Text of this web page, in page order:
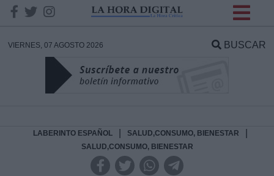
VIERNES, 07 AGOSTO 2026 BUSCAR
LABERINTO ESPAÑOL SALUD,CONSUMO, BIENESTAR
SALUD,CONSUMO, BIENESTAR
DATOS
Responsable: